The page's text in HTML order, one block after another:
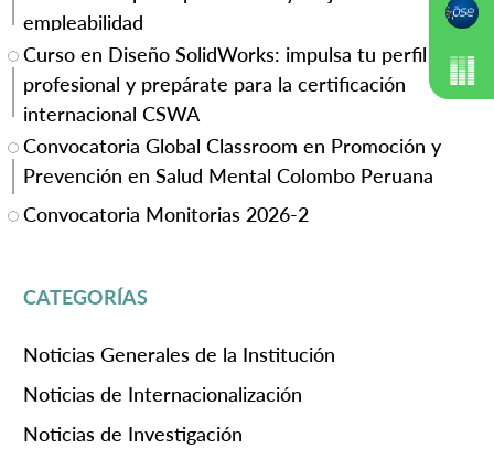
empleabilidad
Curso en Diseño SolidWorks: impulsa tu perfil
profesional y prepárate para la certificación
internacional CSWA
Convocatoria Global Classroom en Promoción y
Prevención en Salud Mental Colombo Peruana
Convocatoria Monitorias 2026-2
CATEGORÍAS
Noticias Generales de la Institución
Noticias de Internacionalización
Noticias de Investigación